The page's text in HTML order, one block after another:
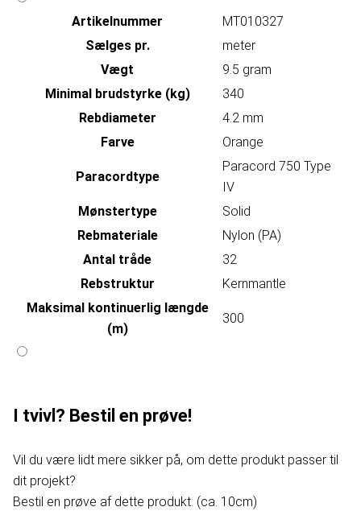
Artikelnummer
MT010327
Sælges pr.
meter
Vægt
9.5 gram
Minimal brudstyrke (kg)
340
Rebdiameter
4.2 mm
Farve
Orange
Paracordtype
Paracord 750 Type
IV
Mønstertype
Solid
Rebmateriale
Nylon (PA)
Antal tråde
32
Rebstruktur
Kernmantle
Maksimal kontinuerlig længde
(m)
300
I tvivl? Bestil en prøve!
Vil du være lidt mere sikker på, om dette produkt passer til
dit projekt?
Bestil en prøve af dette produkt. (ca. 10cm)